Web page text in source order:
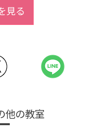
見る
他の教室